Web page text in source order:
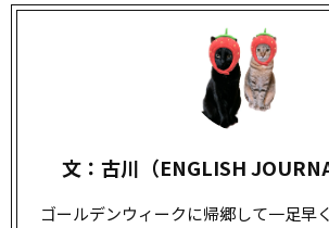
文：古川（ENGLISH
ゴールデンウィークに帰郷して一足早